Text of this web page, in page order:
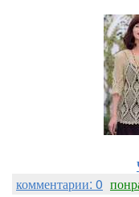
комментарии: 0